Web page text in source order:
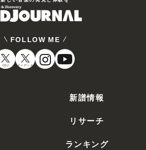
FOLLOW ME
CDJ オーディオ
新譜情報
リサーチ
ランキング